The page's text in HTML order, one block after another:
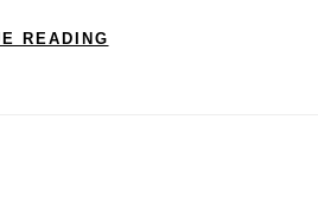
READING